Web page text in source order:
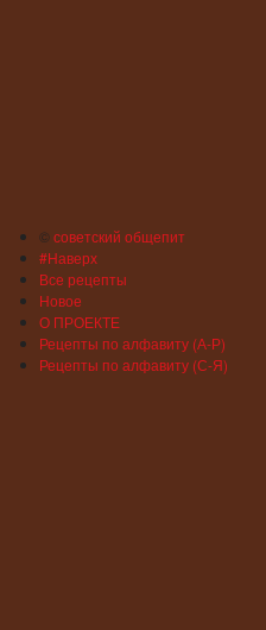
©советский общепит
#Наверх
Все рецепты
Новое
О ПРОЕКТЕ
Рецепты по алфавиту (А-Р)
Рецепты по алфавиту (С-Я)